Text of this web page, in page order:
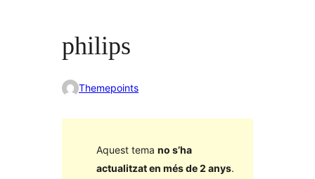
philips
Themepoints
Aquest tema no s’ha
actualitzat en més de 2 anys.